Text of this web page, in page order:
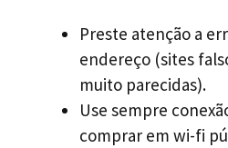
Preste atenção a
endereço (sites
muito parecidas).
Use sempre
comprar em wi-fi